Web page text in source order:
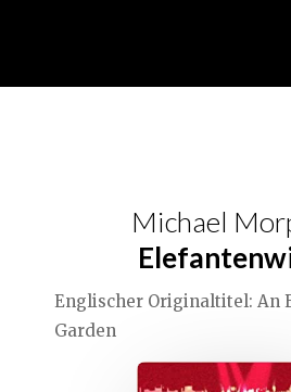
Michael
Englischer Originaltitel: An
Garden